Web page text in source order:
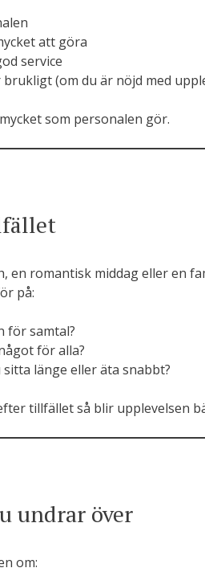
att göra
service
(om du är nöjd med
som personalen gör.
en romantisk middag eller en
på:
för samtal?
för alla?
länge eller äta snabbt?
tillfället så blir upplevelsen
undrar över
om: